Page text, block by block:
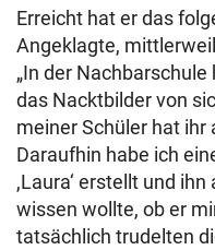
Erreicht hat er das
Angeklagte,
„In der
das Nacktbilder von
meiner Schüler hat
Daraufhin habe ich
,Laura‘ erstellt und
wissen wollte, ob er
tatsächlich trudelten